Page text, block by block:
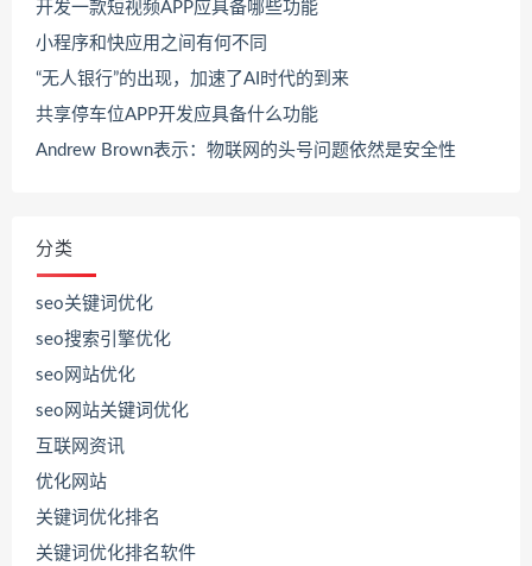
开发一款短视频APP应具备哪些功能
小程序和快应用之间有何不同
“无人银行”的出现，加速了AI时代的到来
共享停车位APP开发应具备什么功能
Andrew Brown表示：物联网的头号问题依然是安全性
分类
seo关键词优化
seo搜索引擎优化
seo网站优化
seo网站关键词优化
互联网资讯
优化网站
关键词优化排名
关键词优化排名软件